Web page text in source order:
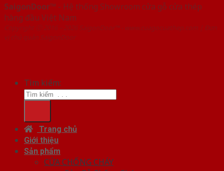
SaigonDoor™ - Hệ thống Showroom cửa gỗ cửa thép
hàng đầu Việt Nam
Copyright ⓒ 2016 – 2026 SaigonDoor™ - www.cuagocuathep.com | Đơn
vị chủ quản SaigonDoor
Tìm kiếm:
Trang chủ
Giới thiệu
Sản phẩm
CỬA CHỐNG CHÁY